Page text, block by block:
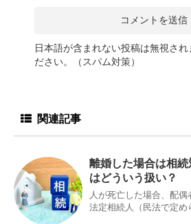
日本語が含まれない投稿は無視され
ださい。（スパム対策）
関連記事
離婚した場合は相
はどういう扱い？
人が死亡した場合、配
法定相続人（民法で定め